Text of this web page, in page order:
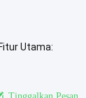
Utama:
Tinggalkan Pesan